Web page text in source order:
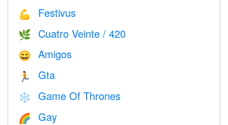
💪 Festivus
🌿 Cuatro Veinte / 420
😄 Amigos
🏃 Gta
❄️ Game Of Thrones
🌈 Gay